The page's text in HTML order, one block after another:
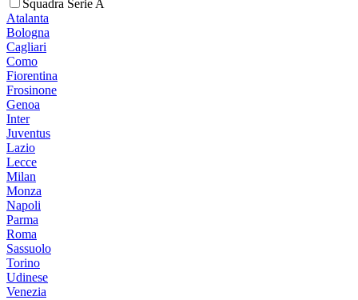
Squadra Serie A
Atalanta
Bologna
Cagliari
Como
Fiorentina
Frosinone
Genoa
Inter
Juventus
Lazio
Lecce
Milan
Monza
Napoli
Parma
Roma
Sassuolo
Torino
Udinese
Venezia